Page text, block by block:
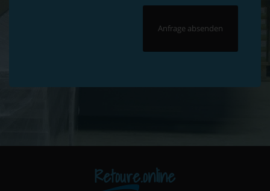
Retoure.online